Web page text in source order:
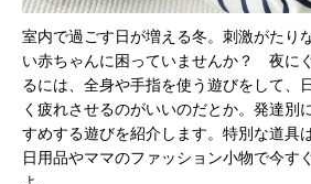
室内で過ごす日が増える冬。刺激がたり
い赤ちゃんに困っていませんか？ 夜に
るには、全身や手指を使う遊びをして、
く疲れさせるのがいいのだとか。発達別
すめする遊びを紹介します。特別な道具
日用品やママのファッション小物で今す